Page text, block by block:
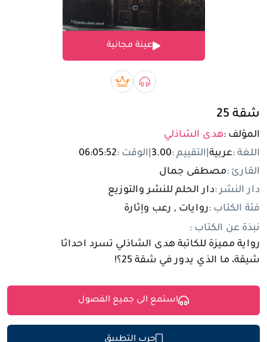
تسجيل الدخول
مستخدم جديد
عينة مجانية
صوتي bookبريميوم book
شقة 25
المؤلف :هدى الشاذلي
اللغة :عربية التقييم :3.00 الوقت :06:05:52
القارئ :مصطفى جمال
دار النشر :دار الحلم للنشر والتوزيع
فئة الكتاب :روايات , رعب وإثارة
نبذة عن الكتاب :
رواية مميزة للكاتبة هدى الشاذلي تسرد احداثا
شيقة، ما الذي يدور في شقة 25؟!
استمع الى جميع الفصول
جرب التطبيق